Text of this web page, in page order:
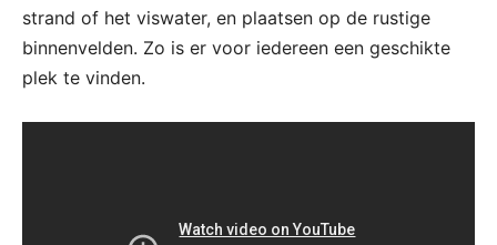
strand of het viswater, en plaatsen op de rustige
binnenvelden. Zo is er voor iedereen een geschikte
plek te vinden.